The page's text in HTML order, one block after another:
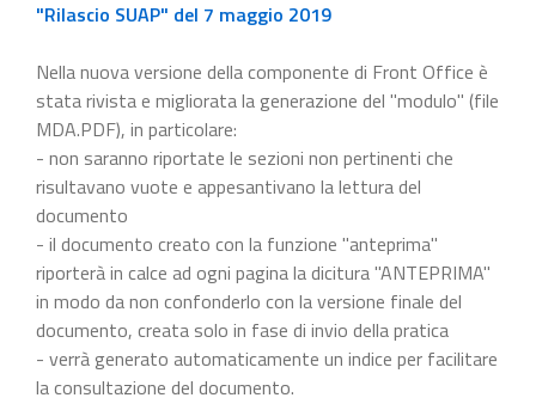
"Rilascio SUAP" del 7 maggio 2019
Nella nuova versione della componente di Front Office è
stata rivista e migliorata la generazione del "modulo" (file
MDA.PDF), in particolare:
- non saranno riportate le sezioni non pertinenti che
risultavano vuote e appesantivano la lettura del
documento
- il documento creato con la funzione "anteprima"
riporterà in calce ad ogni pagina la dicitura "ANTEPRIMA"
in modo da non confonderlo con la versione finale del
documento, creata solo in fase di invio della pratica
- verrà generato automaticamente un indice per facilitare
la consultazione del documento.